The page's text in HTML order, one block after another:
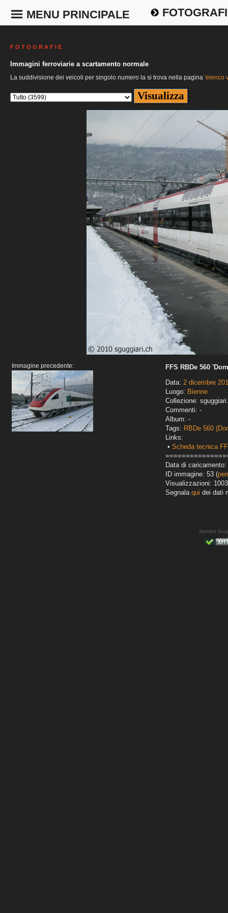
MENU PRINCIPALE
F O T O G R A F I E
Immagini ferroviarie a scartamento normale
La suddivisione dei veicoli per singolo numero la si trova nella pagina 'elenco
Immagine precedente:
FFS RBDe 560
Data: 2 dicembre
Luogo: Bienne
Collezione:
Commenti: -
Album: -
Tags: RBDe 560
Links:
• Scheda tecnica
Data di caricamento:
ID immagine: 53 (
Visualizzazioni: 1003
Segnala qui dei dati
Sandro